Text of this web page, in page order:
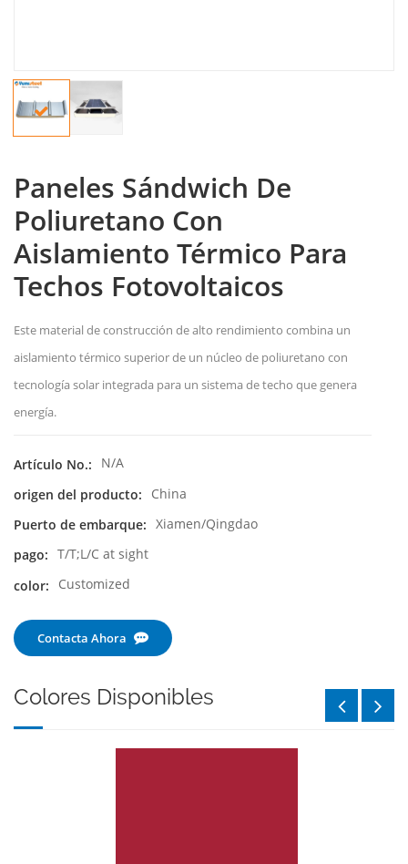
Paneles Sándwich De
Poliuretano Con
Aislamiento Térmico Para
Techos Fotovoltaicos
Este material de construcción de alto rendimiento combina un
aislamiento térmico superior de un núcleo de poliuretano con
tecnología solar integrada para un sistema de techo que genera
energía.
Artículo No.:
N/A
origen del producto:
China
Puerto de embarque: Xiamen/Qingdao
pago: T/T;L/C at sight
color:
Customized
Contacta Ahora
Colores Disponibles